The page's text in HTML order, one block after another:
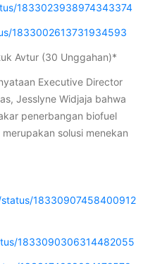
1833023938974343374
1833002613731934593
Avtur (30 Unggahan)*
Executive Director
Jesslyne Widjaja bahwa
penerbangan biofuel
solusi menekan
18330907458400912
1833090306314482055